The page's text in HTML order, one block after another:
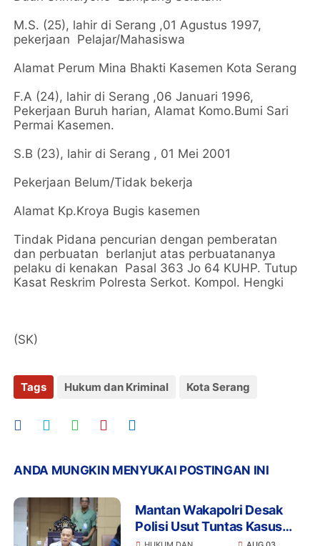
M.S. (25), lahir di Serang ,01 Agustus 1997,
pekerjaan Pelajar/Mahasiswa
Alamat Perum Mina Bhakti Kasemen Kota Serang
F.A (24), lahir di Serang ,06 Januari 1996,
Pekerjaan Buruh harian, Alamat Komo.Bumi Sari
Permai Kasemen.
S.B (23), lahir di Serang , 01 Mei 2001
Pekerjaan Belum/Tidak bekerja
Alamat Kp.Kroya Bugis kasemen
Tindak Pidana pencurian dengan pemberatan
dan perbuatan berlanjut atas perbuatananya
pelaku di kenakan Pasal 363 Jo 64 KUHP. Tutup
Kasat Reskrim Polresta Serkot. Kompol. Hengki
(SK)
Tags Hukum dan Kriminal Kota Serang
ANDA MUNGKIN MENYUKAI POSTINGAN INI
Mantan Wakapolri Desak
Polisi Usut Tuntas Kasus
Bigmo Ajak Anak di Bawah